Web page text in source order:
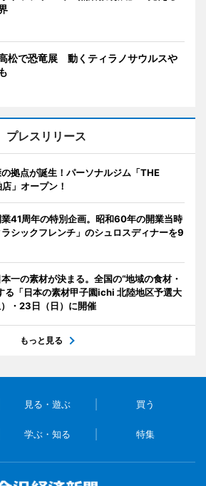
松で恐竜展 動くティラノサウルスや
プレスリリース
拠点が誕生！パーソナルジム「THE
」オープン！
41周年の特別企画。昭和60年の開業当時
シックフレンチ」のシュロスディナーを9
一の素材が決まる。全国の“地域の食材・
る「日本の素材甲子園ichi 北陸地区予選大
・23日（日）に開催
もっと見る
見る・遊ぶ 買う
学ぶ・知る 特集